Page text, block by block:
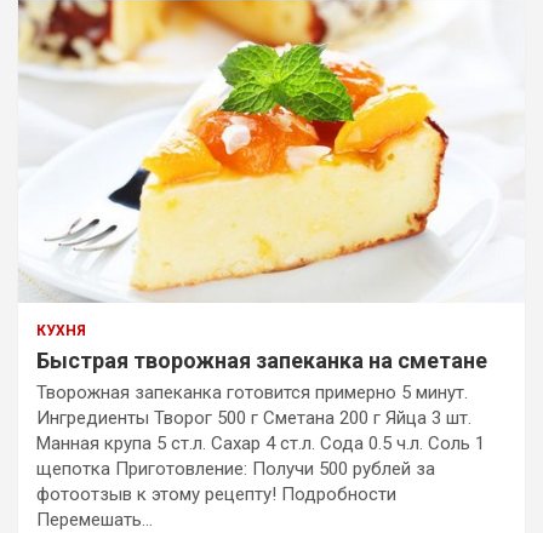
КУХНЯ
Быстрая творожная запеканка на сметане
Творожная запеканка готовится примерно 5 минут.
Ингредиенты Творог 500 г Сметана 200 г Яйца 3 шт.
Манная крупа 5 ст.л. Сахар 4 ст.л. Сода 0.5 ч.л. Соль 1
щепотка Приготовление: Получи 500 рублей за
фотоотзыв к этому рецепту! Подробности
Перемешать…